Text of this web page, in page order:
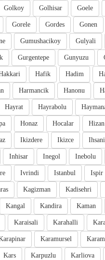
Goele
Golhisar
Golkoy
Gonen
Gordes
Gorele
Gulyali
Gumushacikoy
Gunyuzu
Gurgentepe
Hadim
Hafik
Hanonu
Harmancik
Hayrabolu
Hayrat
Hizan
Hocalar
Honaz
Ikizce
Ikizdere
Inebolu
Inegol
Inhisar
Ispir
Istanbul
Ivrindi
Kadisehri
Kagizman
Kaman
Kandira
Kangal
Karahalli
Karaisali
Karamursel
Karliova
Karpuzlu
Kars